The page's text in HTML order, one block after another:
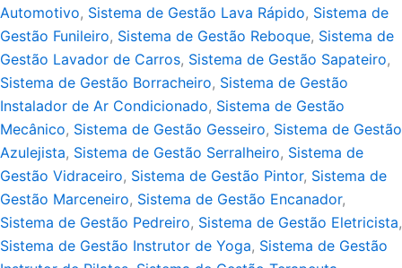
Automotivo, Sistema de Gestão Lava Rápido, Sistema de
Gestão Funileiro, Sistema de Gestão Reboque, Sistema de
Gestão Lavador de Carros, Sistema de Gestão Sapateiro,
Sistema de Gestão Borracheiro, Sistema de Gestão
Instalador de Ar Condicionado, Sistema de Gestão
Mecânico, Sistema de Gestão Gesseiro, Sistema de Gestão
Azulejista, Sistema de Gestão Serralheiro, Sistema de
Gestão Vidraceiro, Sistema de Gestão Pintor, Sistema de
Gestão Marceneiro, Sistema de Gestão Encanador,
Sistema de Gestão Pedreiro, Sistema de Gestão Eletricista,
Sistema de Gestão Instrutor de Yoga, Sistema de Gestão